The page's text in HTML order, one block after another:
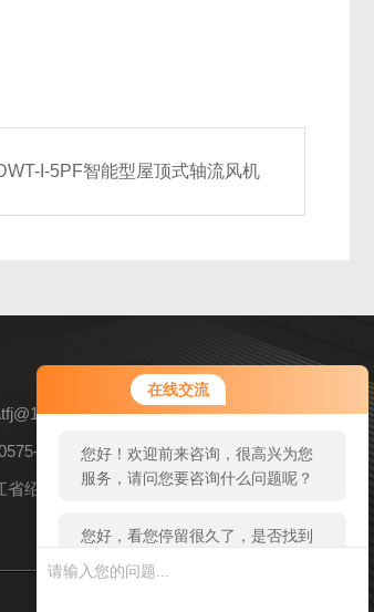
在线交流
您好！欢迎前来咨询，很高兴为您
服务，请问您要咨询什么问题呢？
您好，看您停留很久了，是否找到
了需求产品，您可以直接在线与我
I-5PF智能型屋顶式轴流风机
82360269
省绍兴市上虞区上浦镇104国道东侧上浦工业园